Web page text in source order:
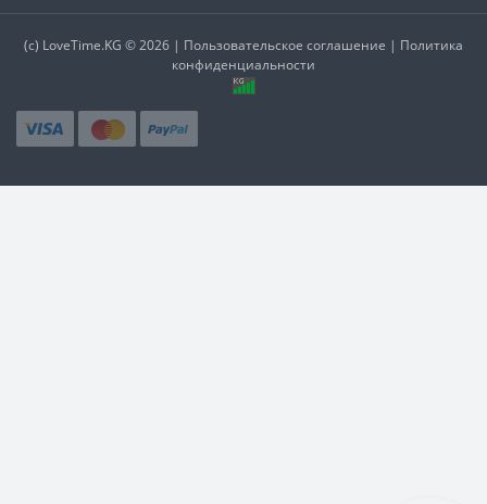
(c) LoveTime.KG © 2026 | Пользовательское соглашение | Политика
конфиденциальности